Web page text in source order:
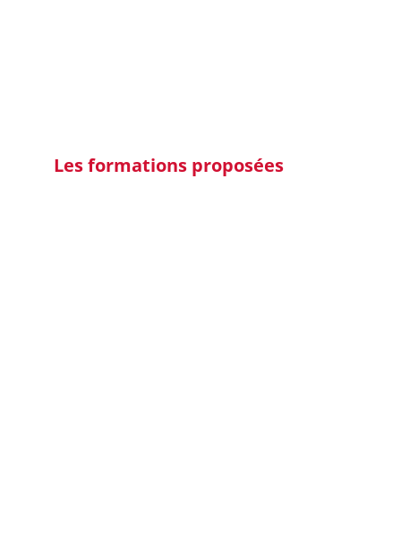
Les formations proposées